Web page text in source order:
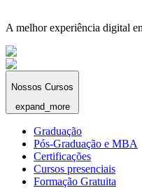
A melhor experiência digital
Nossos Cursos
expand_more
Graduação
Pós-Graduação e MBA
Certificações
Cursos presenciais
Formação Gratuita